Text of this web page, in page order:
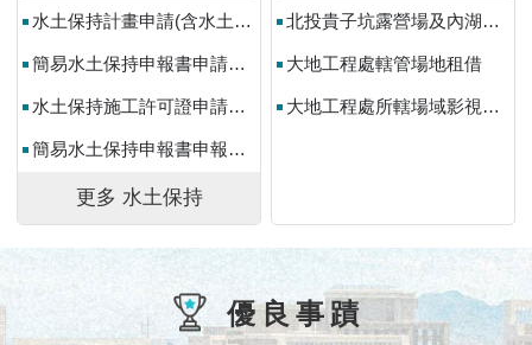
放
告
隱
私
資
訊
政
水土保持計畫申請(含水土保持計畫變更設計申請)
簡易水土保持申報書申請（含簡易水土保持申報書變更設計申請）
水土保持施工許可證申請（水土保持計畫申報開工）
簡易水土保持申報書申報開工
更多 水土保持
北投貴子坑露營場及內湖碧山露營場申請使用
大地工程處轄管場地租借
大地工程處所轄場域影視拍攝申請
優良事蹟